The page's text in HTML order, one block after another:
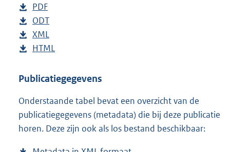
D
o
w
n
o
d
p
u
PDF
e
s
t
n
s
g
r
D
o
w
l
a
d
p
ODT
s
a
d
s
g
D
o
n
o
a
d
XML
e
t
n
d
s
D
w
l
o
a
HTML
s
a
n
d
Publicatiegegevens
Onderstaande tabel bevat een overzicht van de
publicatiegegevens (metadata) die bij deze publicatie
horen. Deze zijn ook als los bestand beschikbaar: